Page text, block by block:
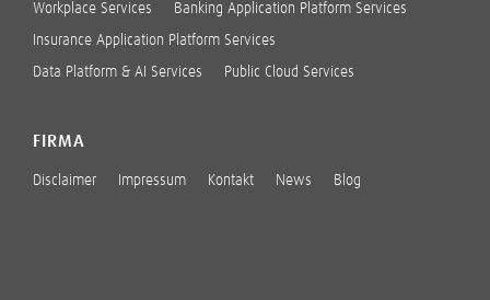
Workplace Services Banking Application Platform Services
Insurance Application Platform Services
Data Platform & AI Services Public Cloud Services
FIRMA
Disclaimer Impressum Kontakt News Blog